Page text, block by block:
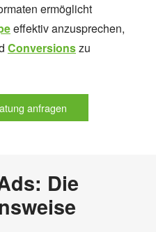
ermöglicht
effektiv anzusprechen,
Conversionszu
anfragen
Die